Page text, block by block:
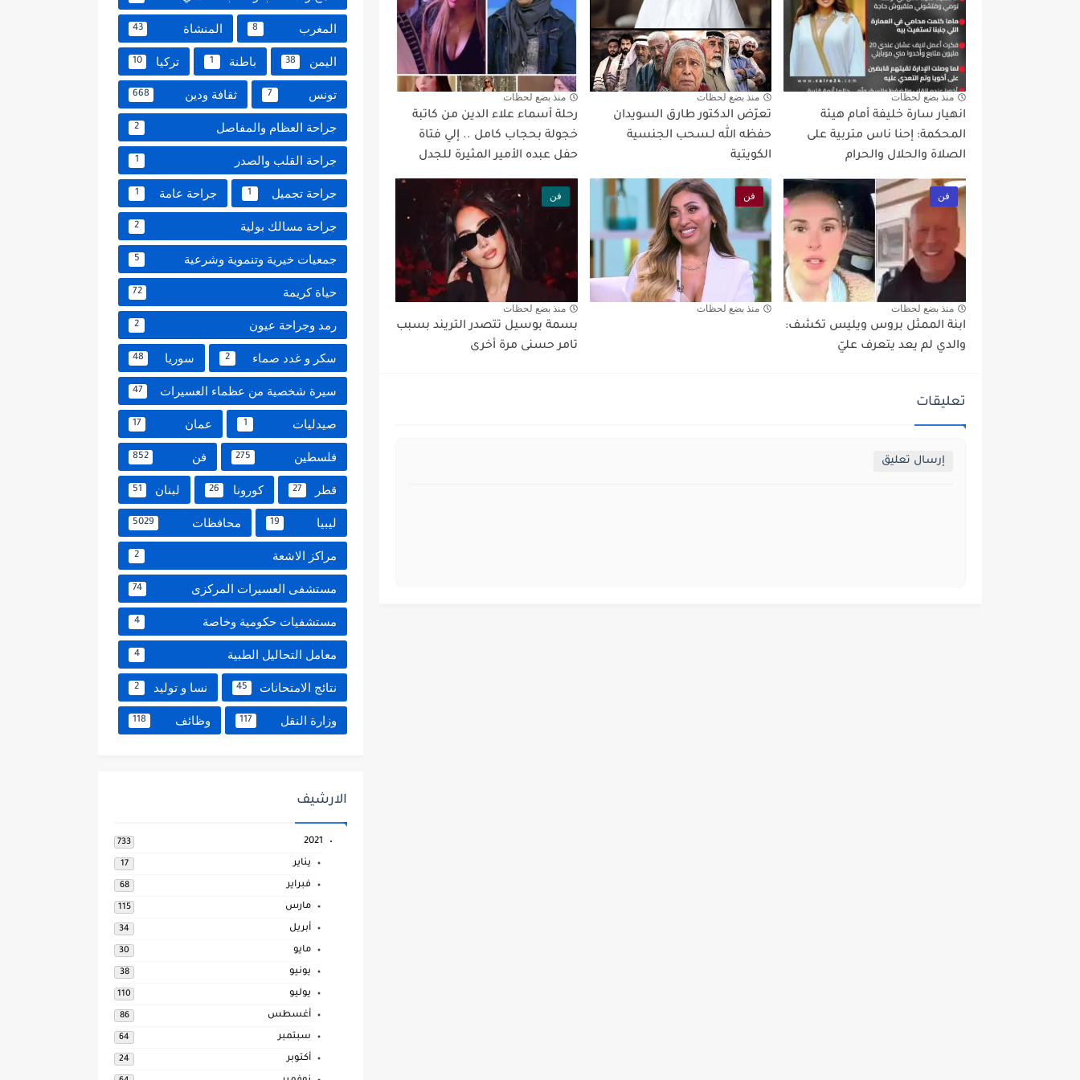
منذ بضع لحظات
انهيار سارة خليفة أمام هيئة
المحكمة: إحنا ناس متربية على
الصلاة والحلال والحرام
منذ بضع لحظات
تعرّض الدكتور طارق السويدان
حفظه الله لـسحب الجنسية
الكويتية
منذ بضع لحظات
رحلة أسماء علاء الدين من كاتبة
خجولة بحجاب كامل .. إلي فتاة
حفل عبده الأمير المثيرة للجدل
فن
منذ بضع لحظات
ابنة الممثل بروس ويليس تكشف:
والدي لم يعد يتعرف عليّ
فن
منذ بضع لحظات
فن
منذ بضع لحظات
بسمة بوسيل تتصدر التريند بسبب
تامر حسنى مرة أخرى
تعليقات
إرسال تعليق
المغرب 8 المنشاة 43
اليمن 38 باطنة 1 تركيا 10
تونس 7 ثقافة ودين 668
جراحة العظام والمفاصل 2
جراحة القلب والصدر 1
جراحة تجميل 1 جراحة عامة 1
جراحة مسالك بولية 2
جمعيات خيرية وتنموية وشرعية 5
حياة كريمة 72
رمد وجراحة عيون 2
سكر و غدد صماء 2 سوريا 48
سيرة شخصية من عظماء العسيرات 47
صيدليات 1 عمان 17
فلسطين 275 فن 852
قطر 27 كورونا 26 لبنان 51
ليبيا 19 محافظات 5029
مراكز الاشعة 2
مستشفى العسيرات المركزى 74
مستشفيات حكومية وخاصة 4
معامل التحاليل الطبية 4
نتائج الامتحانات 45 نسا و توليد 2
وزارة النقل 117 وظائف 118
الارشيف
2021
733
يناير 17
فبراير 68
مارس 115
أبريل 34
مايو 30
يونيو 38
يوليو 110
أغسطس 86
سبتمبر 64
أكتوبر 24